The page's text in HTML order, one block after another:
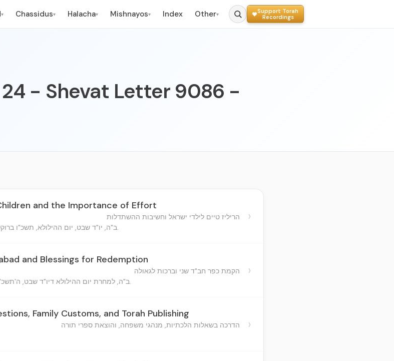
▾ Chassidus▾ Halacha▾ Mishnayos▾ Index Other▾
Support Torah
Recordings
24 - Shevat Letter 9086 -
and the Importance of Effort
הריליז טיים לילדי ישראל וחשיבות ההשתדלות
ב"ה, יו"ד שבט, יום ההילולא, תשכ"ו ברוקלין, נ.י.
›
and Blessings for Redemption
הקמת כפר חב"ד שני וברכות לגאולה
ב"ה, למחרת יום ההילולא דיו"ד שבט, ה'תשכ"ו ברוקלין, נ.י.
›
Family Customs, and Torah Publishing
הדרכה בשאלות הלכתיות, מנהגי משפחה, והוצאת ספרי תורה
›